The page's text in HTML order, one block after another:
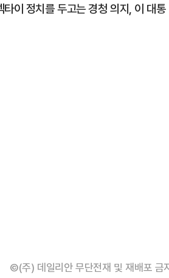
이 정치를 두고는 경청 의지, 이 대통
©(주) 데일리안 무단전재 및 재배포 금